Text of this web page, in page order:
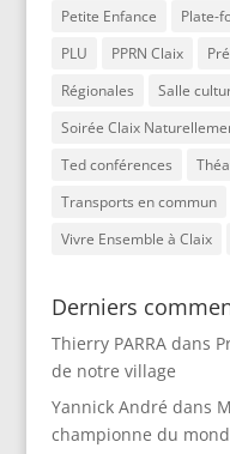
Petite Enfance
Plate-
PLU
PPRN Claix
Régionales
Salle
Soirée Claix
Ted conférences
Transports en commun
Vivre Ensemble à Claix
Derniers
Thierry PARRAdans
de notre village
Yannick André dans
championne du